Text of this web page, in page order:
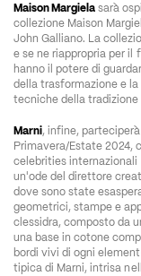
Maison Margiela sarà
collezione Maison
John Galliano. La
e se ne riappropria per il
hanno il potere di
della trasformazione e
tecniche della
Marni, infine,
Primavera/Estate 2024,
celebrities internazionali
un'ode del direttore
dove sono state
geometrici, stampe e
clessidra, composto da
una base in cotone
bordi vivi di ogni
tipica di Marni, intrisa